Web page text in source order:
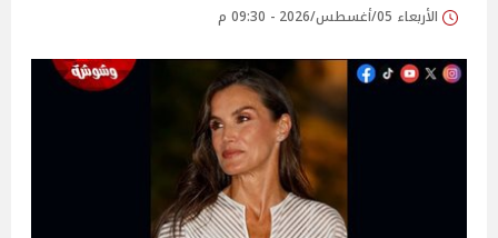
الأربعاء 05/أغسطس/2026 - 09:30 م